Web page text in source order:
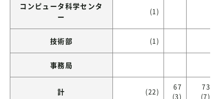
コンピュータ科学センタ
ー
(1)
技術部 (1)
事務局
計 (22)
67
(3)
73
(7)